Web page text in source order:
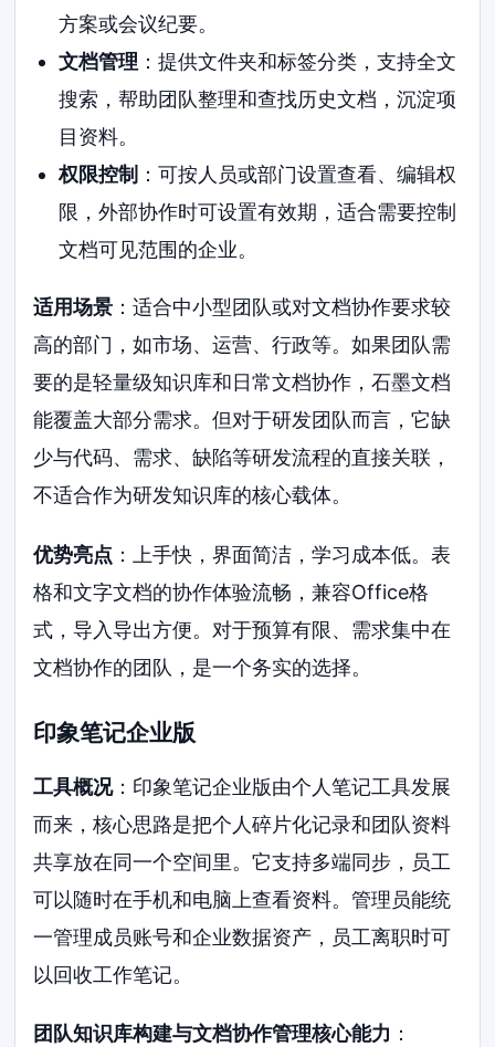
方案或会议纪要。
文档管理 ：提供文件夹和标签分类，支持全文
搜索，帮助团队整理和查找历史文档，沉淀项
目资料。
权限控制 ：可按人员或部门设置查看、编辑权
限，外部协作时可设置有效期，适合需要控制
文档可见范围的企业。
适用场景 ：适合中小型团队或对文档协作要求较
高的部门，如市场、运营、行政等。如果团队需
要的是轻量级知识库和日常文档协作，石墨文档
能覆盖大部分需求。但对于研发团队而言，它缺
少与代码、需求、缺陷等研发流程的直接关联，
不适合作为研发知识库的核心载体。
优势亮点 ：上手快，界面简洁，学习成本低。表
格和文字文档的协作体验流畅，兼容Office格
式，导入导出方便。对于预算有限、需求集中在
文档协作的团队，是一个务实的选择。
印象笔记企业版
工具概况：印象笔记企业版由个人笔记工具发展
而来，核心思路是把个人碎片化记录和团队资料
共享放在同一个空间里。它支持多端同步，员工
可以随时在手机和电脑上查看资料。管理员能统
一管理成员账号和企业数据资产，员工离职时可
以回收工作笔记。
团队知识库构建与文档协作管理核心能力 ：